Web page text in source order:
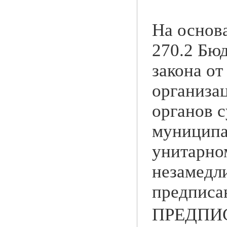
На
270.2
закона
органов